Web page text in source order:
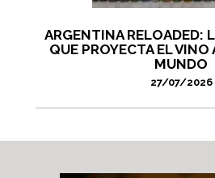
ARGENTINA RELOADED:
QUE PROYECTA EL
MUNDO
27/07/2026